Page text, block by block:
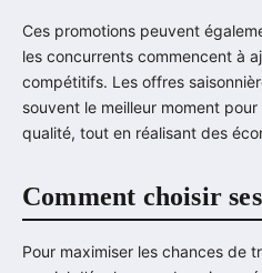
Ces promotions peuvent
les concurrents commencent à
compétitifs. Les offres
souvent le meilleur moment
qualité, tout en réalisant des
Comment choisir
Pour maximiser les chances de